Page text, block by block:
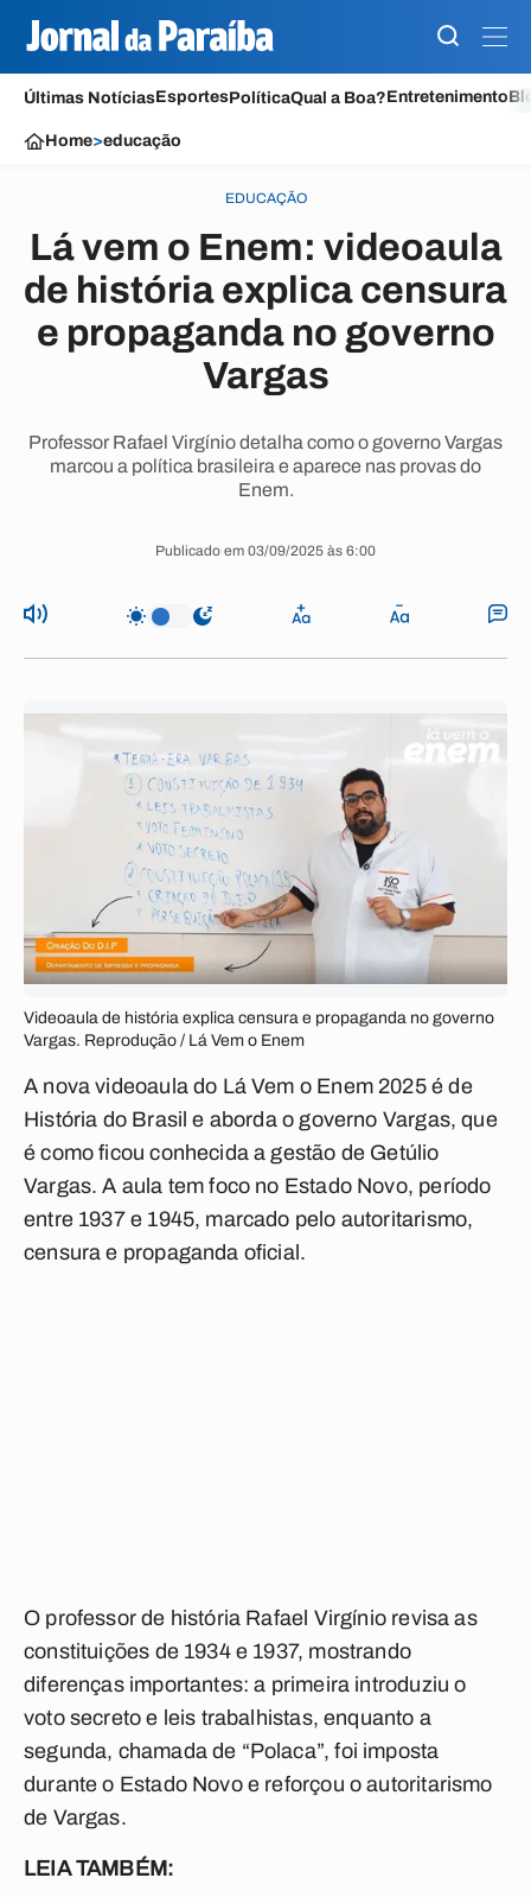
Últimas NotíciasEsportesPolíticaQual a Boa?Entretenimento
Home>educação
EDUCAÇÃO
Lá vem o Enem: videoaula
de história explica censura
e propaganda no governo
Vargas
Professor Rafael Virgínio detalha como o governo Vargas
marcou a política brasileira e aparece nas provas do
Enem.
Publicado em 03/09/2025 às 6:00
Videoaula de história explica censura e propaganda no governo
Vargas. Reprodução / Lá Vem o Enem
A nova videoaula do Lá Vem o Enem 2025 é de
História do Brasil e aborda o governo Vargas, que
é como ficou conhecida a gestão de Getúlio
Vargas. A aula tem foco no Estado Novo, período
entre 1937 e 1945, marcado pelo autoritarismo,
censura e propaganda oficial.
O professor de história Rafael Virgínio revisa as
constituições de 1934 e 1937, mostrando
diferenças importantes: a primeira introduziu o
voto secreto e leis trabalhistas, enquanto a
segunda, chamada de “Polaca”, foi imposta
durante o Estado Novo e reforçou o autoritarismo
de Vargas.
LEIA TAMBÉM: